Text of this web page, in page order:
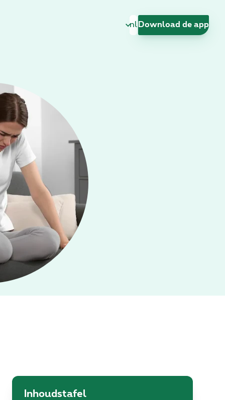
Taal wijzigen
Download de app
Inhoudstafel